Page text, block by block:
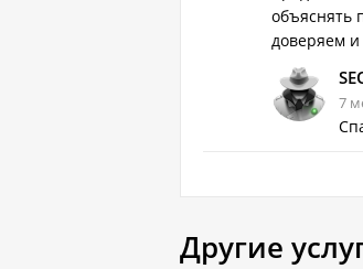
объяснять
доверяем
7
Другие